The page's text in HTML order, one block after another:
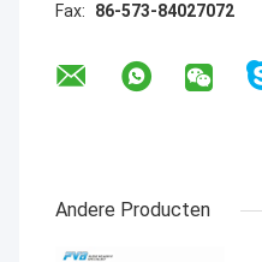
Fax:
86-573-84027072
Andere Producten